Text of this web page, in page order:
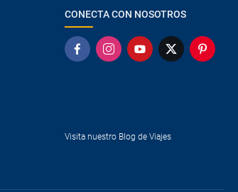
CONECTA CON NOSOTROS
Visita nuestro Blog de Viajes